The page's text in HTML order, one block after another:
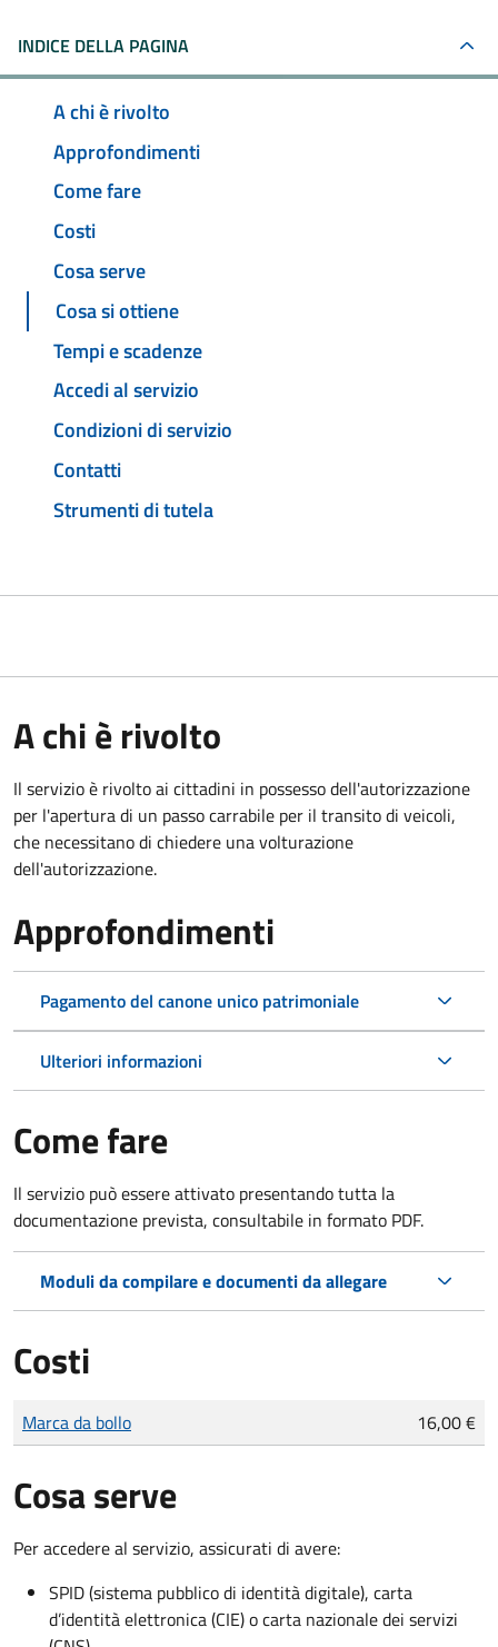
INDICE DELLA PAGINA
A chi è rivolto
Approfondimenti
Come fare
Costi
Cosa serve
Cosa si ottiene
Tempi e scadenze
Accedi al servizio
Condizioni di servizio
Contatti
Strumenti di tutela
A chi è rivolto
Il servizio è rivolto ai cittadini in possesso dell'autorizzazione
per l'apertura di un passo carrabile per il transito di veicoli,
che necessitano di chiedere una volturazione
dell'autorizzazione.
Approfondimenti
Pagamento del canone unico patrimoniale
Ulteriori informazioni
Come fare
Il servizio può essere attivato presentando tutta la
documentazione prevista, consultabile in formato PDF.
Moduli da compilare e documenti da allegare
Costi
Tipo di pagamento
Importo
Marca da bollo 16,00 €
Cosa serve
Per accedere al servizio, assicurati di avere:
SPID (sistema pubblico di identità digitale), carta
d’identità elettronica (CIE) o carta nazionale dei servizi